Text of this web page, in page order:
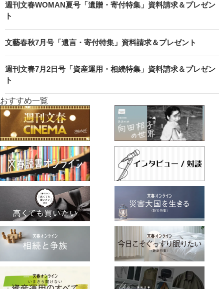
週刊文春WOMAN夏号「遺贈・寄付特集」資料請求＆プレゼン
ト
文藝春秋7月号「遺言・寄付特集」資料請求＆プレゼント
週刊文春7月2日号「資産運用・相続特集」資料請求＆プレゼン
ト
おすすめ一覧